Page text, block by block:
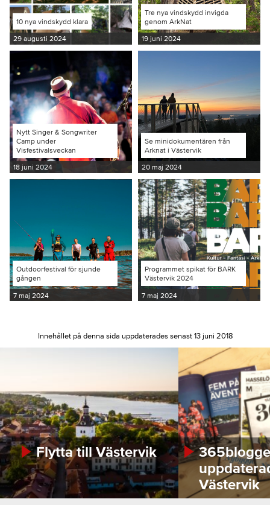
10 nya vindskydd klara
29 augusti 2024
Tre nya vindskydd invigda
genom ArkNat
19 juni 2024
Nytt Singer & Songwriter
Camp under
Visfestivalsveckan
18 juni 2024
Se minidokumentären från
Arknat i Västervik
20 maj 2024
Outdoorfestival för sjunde
gången
7 maj 2024
Programmet spikat för BARK
Västervik 2024
7 maj 2024
Innehållet på denna sida uppdaterades senast 13 juni 2018
Flytta till Västervik
Västervik